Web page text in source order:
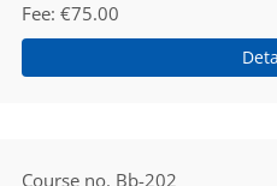
Fee €75.00
Course no. Bb-202